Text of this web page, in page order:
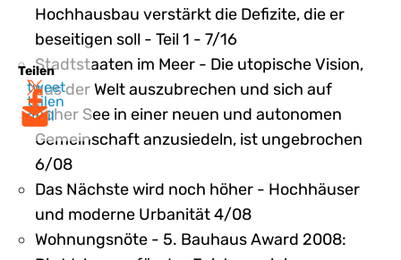
Teilen
tweet
teilen
mail
Hochhausbau verstärkt die Defizite, die er
beseitigen soll - Teil 1 - 7/16
Stadtstaaten im Meer - Die utopische Vision,
aus der Welt auszubrechen und sich auf
hoher See in einer neuen und autonomen
Gemeinschaft anzusiedeln, ist ungebrochen
6/08
Das Nächste wird noch höher - Hochhäuser
und moderne Urbanität 4/08
Wohnungsnöte - 5. Bauhaus Award 2008: